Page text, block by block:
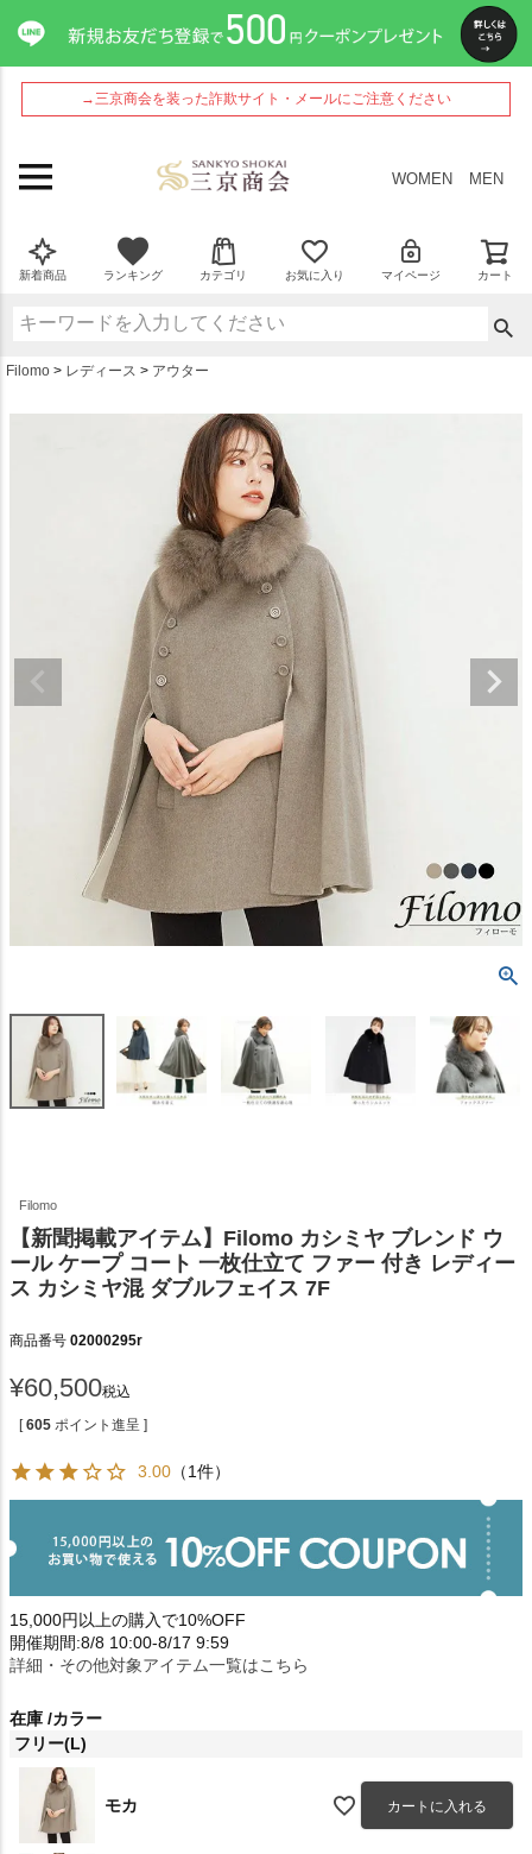
→三京商会を装った詐欺サイト・メールにご注意ください
WOMEN MEN
新着商品 ランキング カテゴリ お気に入り マイページ カート
Filomo レディース アウター
Filomo
【新聞掲載アイテム】Filomo カシミヤ ブレンド ウ
ール ケープ コート 一枚仕立て ファー 付き レディー
ス カシミヤ混 ダブルフェイス 7F
商品番号 02000295r
¥60,500税込
[ 605 ポイント進呈 ]
3.00 （1件）
15,000円以上の購入で10%OFF
開催期間:8/8 10:00-8/17 9:59
詳細・その他対象アイテム一覧はこちら
在庫 カラー
フリー(L)
モカ カートに入れる
ペー
ジト
ップ
へ